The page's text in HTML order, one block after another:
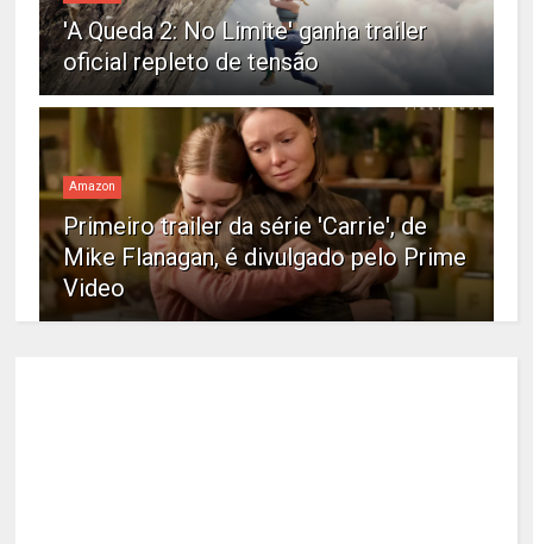
'A Queda 2: No Limite' ganha trailer
oficial repleto de tensão
Amazon
Primeiro trailer da série 'Carrie', de
Mike Flanagan, é divulgado pelo Prime
Video